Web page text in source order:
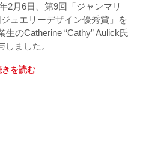
2月6日、第9回「ジャンマリ
ュエリーデザイン優秀賞」を
のCatherine “Cathy” Aulick氏
しました。
を読む